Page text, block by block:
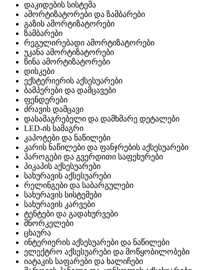
დაკიდების სისტემა
ამორტიზატორები და ზამბარები
გაზის ამორტიზატორები
ზამბარები
რეგულირებადი ამორტიზატორები
უკანა ამორტიზატორები
წინა ამორტიზატორები
დისკები
ექსტერიერის აქსესუარები
ბამპერები და დამცავები
ფენდერები
ძრავის დამცავი
დასამაგრებელი და დამხმარე დეტალები
LED-ის სამაგრი
კაპოტები და ნაწილები
კარის ნაწილები და ფანჯრების აქსესუარები
პაროგები და გვერდითი საფეხურები
პიკაპის აქსესუარები
სახურავის აქსესუარები
რელინგები და საბარგულები
სახურავის სისტემები
სახურავის კარვები
ტენტები და გადახურვები
შნორკელები
ცხაურა
ინტერიერის აქსესუარები და ნაწილები
ელექტრო აქსესუარები და მოწყობილობები
იატაკის საფარები და ხალიჩები